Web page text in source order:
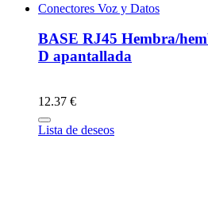
Conectores Voz y Datos
BASE RJ45 Hembra/
D apantallada
12.37 €
Lista de deseos